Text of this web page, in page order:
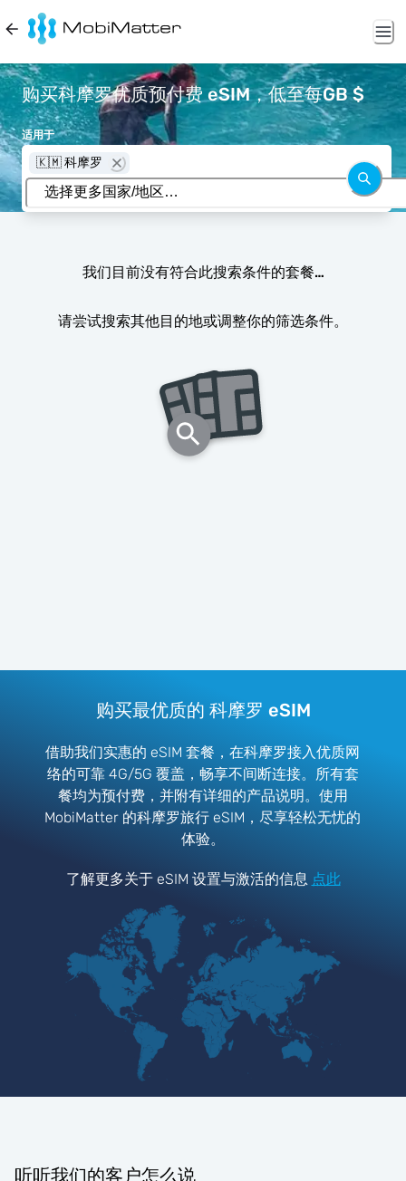
购买科摩罗优质预付费 eSIM，低至每GB $
适用于
🇰🇲 科摩罗
我们目前没有符合此搜索条件的套餐…
请尝试搜索其他目的地或调整你的筛选条件。
购买最优质的 科摩罗 eSIM
借助我们实惠的 eSIM 套餐，在科摩罗接入优质网
络的可靠 4G/5G 覆盖，畅享不间断连接。所有套
餐均为预付费，并附有详细的产品说明。使用
MobiMatter 的科摩罗旅行 eSIM，尽享轻松无忧的
体验。
了解更多关于 eSIM 设置与激活的信息 点此
听听我们的客户怎么说